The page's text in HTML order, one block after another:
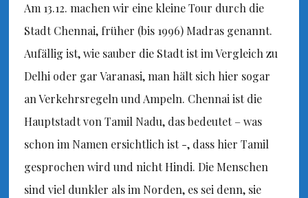
Am 13.12. machen wir eine kleine Tour durch die
Stadt Chennai, früher (bis 1996) Madras genannt.
Aufällig ist, wie sauber die Stadt ist im Vergleich zu
Delhi oder gar Varanasi, man hält sich hier sogar
an Verkehrsregeln und Ampeln. Chennai ist die
Hauptstadt von Tamil Nadu, das bedeutet – was
schon im Namen ersichtlich ist -, dass hier Tamil
gesprochen wird und nicht Hindi. Die Menschen
sind viel dunkler als im Norden, es sei denn, sie